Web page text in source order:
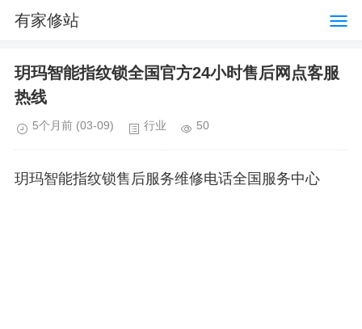
有家修站
玥玛智能指纹锁全国官方24小时售后网点客服
热线
5个月前 (03-09) 行业 50
玥玛智能指纹锁售后服务维修电话全国服务中心